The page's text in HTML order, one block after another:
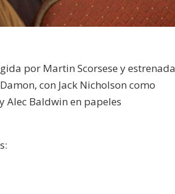
por Martin Scorsese y estrenada
con Jack Nicholson como
Alec Baldwin en papeles